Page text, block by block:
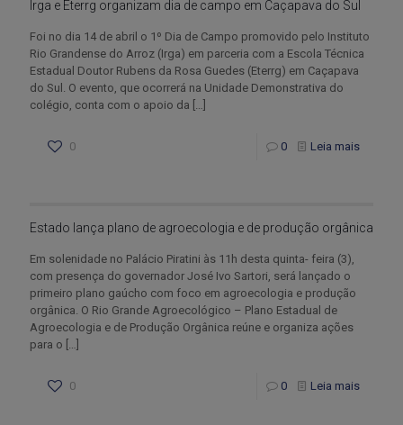
Irga e Eterrg organizam dia de campo em Caçapava do Sul
Foi no dia 14 de abril o 1º Dia de Campo promovido pelo Instituto
Rio Grandense do Arroz (Irga) em parceria com a Escola Técnica
Estadual Doutor Rubens da Rosa Guedes (Eterrg) em Caçapava
do Sul. O evento, que ocorrerá na Unidade Demonstrativa do
colégio, conta com o apoio da
0 0 Leia mais
Estado lança plano de agroecologia e de produção orgânica
Em solenidade no Palácio Piratini às 11h desta quinta- feira (3),
com presença do governador José Ivo Sartori, será lançado o
primeiro plano gaúcho com foco em agroecologia e produção
orgânica. O Rio Grande Agroecológico – Plano Estadual de
Agroecologia e de Produção Orgânica reúne e organiza ações
para o
0 0 Leia mais